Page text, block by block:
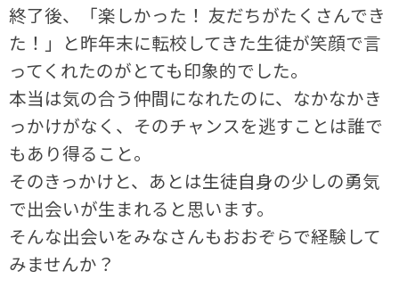
終了後、「楽しかった！ 友だちがたくさんでき
た！」と昨年末に転校してきた生徒が笑顔で言
ってくれたのがとても印象的でした。
本当は気の合う仲間になれたのに、なかなかき
っかけがなく、そのチャンスを逃すことは誰で
もあり得ること。
そのきっかけと、あとは生徒自身の少しの勇気
で出会いが生まれると思います。
そんな出会いをみなさんもおおぞらで経験して
みませんか？